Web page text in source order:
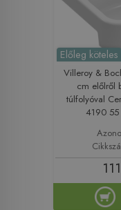
Előleg köteles
Villeroy &
cm előlről
túlfolyóval
4190 55